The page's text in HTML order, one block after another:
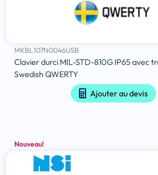
MKBL107N0046USB
Clavier durci MIL-STD-810G IP65 avec
Swedish QWERTY
Ajouter au devis
Nouveau!